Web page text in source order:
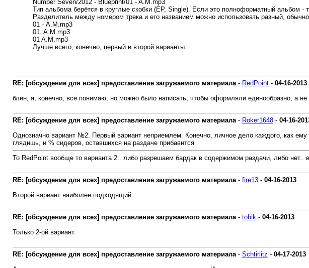
Number Seven/2012 - Blueprint/01 - A.M.mp3
Тип альбома берётся в круглые скобки (EP, Single). Если это полноформатный альбом -
Разделитель между номером трека и его названием можно использовать разный,
01 - A.M.mp3
01. A.M.mp3
01 A.M.mp3
Лучше всего, конечно, первый и второй варианты.
RE: [обсуждение для всех] предоставление загружаемого материала- RedPoint- 04-16-2013
блин, я, конечно, всё понимаю, но можно было написать, чтобы оформляли единообразно, а
RE: [обсуждение для всех] предоставление загружаемого материала- Roker1648- 04-16-
Однозначно вариант №2. Первый вариант неприемлем. Конечно, личное дело каждого, как
глядишь, и % сидеров, оставшихся на раздаче прибавится
То RedPoint вообще то варианта 2.. либо разрешаем бардак в содержимом раздачи, либо нет..
RE: [обсуждение для всех] предоставление загружаемого материала- fire13- 04-16-2013
Второй вариант наиболее подходящий.
RE: [обсуждение для всех] предоставление загружаемого материала- tobik- 04-16-2013
Только 2-ой вариант.
RE: [обсуждение для всех] предоставление загружаемого материала- Schtirlitz - 04-17-2013